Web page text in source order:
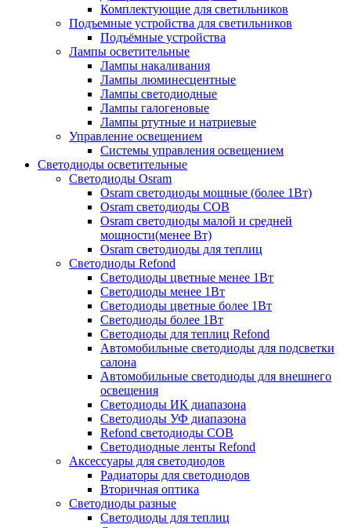
Комплектующие для светильников
Подъемные устройства для светильников
Подъёмные устройства
Лампы осветительные
Лампы накаливания
Лампы люминесцентные
Лампы светодиодные
Лампы галогеновые
Лампы ртутные и натриевые
Управление освещением
Системы управления освещением
Светодиоды осветительные
Светодиоды Osram
Osram светодиоды мощные (более 1Вт)
Osram светодиоды COB
Osram светодиоды малой и средней
мощности(менее Вт)
Osram светодиоды для теплиц
Светодиоды Refond
Светодиоды цветные менее 1Вт
Светодиоды менее 1Вт
Светодиоды цветные более 1Вт
Светодиоды более 1Вт
Светодиоды для теплиц Refond
Автомобильные светодиоды для подсветки
салона
Автомобильные светодиоды для внешнего
освещения
Светодиоды ИК диапазона
Светодиоды УФ диапазона
Refond светодиоды COB
Светодиодные ленты Refond
Аксессуары для светодиодов
Радиаторы для светодиодов
Вторичная оптика
Светодиоды разные
Светодиоды для теплиц